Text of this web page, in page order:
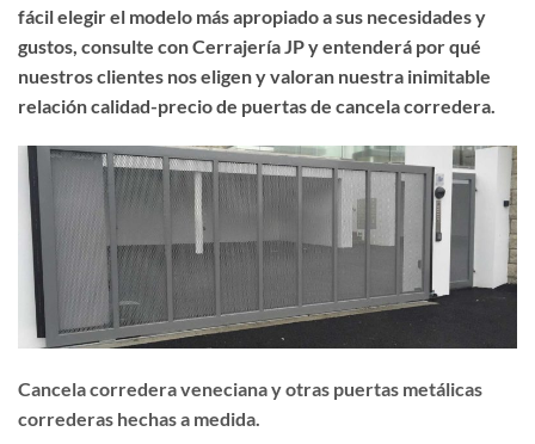
fácil elegir el modelo más apropiado a sus necesidades y
gustos, consulte con Cerrajería JP y entenderá por qué
nuestros clientes nos eligen y valoran nuestra inimitable
relación calidad-precio de puertas de cancela corredera.
Cancela corredera veneciana y otras puertas metálicas
correderas hechas a medida.